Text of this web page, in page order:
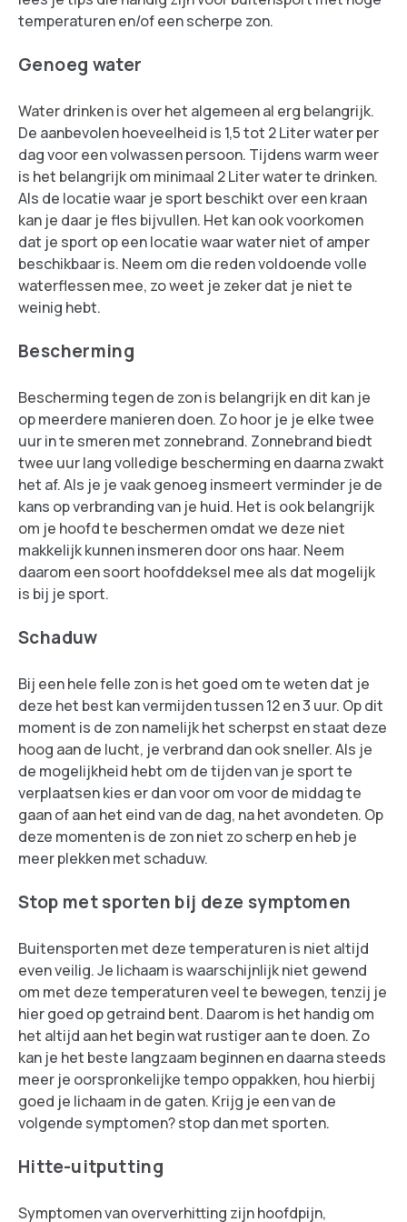
temperaturen en/of een scherpe zon.
Genoeg water
Water drinken is over het algemeen al erg belangrijk.
De aanbevolen hoeveelheid is 1,5 tot 2 Liter water per
dag voor een volwassen persoon. Tijdens warm weer
is het belangrijk om minimaal 2 Liter water te drinken.
Als de locatie waar je sport beschikt over een kraan
kan je daar je fles bijvullen. Het kan ook voorkomen
dat je sport op een locatie waar water niet of amper
beschikbaar is. Neem om die reden voldoende volle
waterflessen mee, zo weet je zeker dat je niet te
weinig hebt.
Bescherming
Bescherming tegen de zon is belangrijk en dit kan je
op meerdere manieren doen. Zo hoor je je elke twee
uur in te smeren met zonnebrand. Zonnebrand biedt
twee uur lang volledige bescherming en daarna zwakt
het af. Als je je vaak genoeg insmeert verminder je de
kans op verbranding van je huid. Het is ook belangrijk
om je hoofd te beschermen omdat we deze niet
makkelijk kunnen insmeren door ons haar. Neem
daarom een soort hoofddeksel mee als dat mogelijk
is bij je sport.
Schaduw
Bij een hele felle zon is het goed om te weten dat je
deze het best kan vermijden tussen 12 en 3 uur. Op dit
moment is de zon namelijk het scherpst en staat deze
hoog aan de lucht, je verbrand dan ook sneller. Als je
de mogelijkheid hebt om de tijden van je sport te
verplaatsen kies er dan voor om voor de middag te
gaan of aan het eind van de dag, na het avondeten. Op
deze momenten is de zon niet zo scherp en heb je
meer plekken met schaduw.
Stop met sporten bij deze symptomen
Buitensporten met deze temperaturen is niet altijd
even veilig. Je lichaam is waarschijnlijk niet gewend
om met deze temperaturen veel te bewegen, tenzij je
hier goed op getraind bent. Daarom is het handig om
het altijd aan het begin wat rustiger aan te doen. Zo
kan je het beste langzaam beginnen en daarna steeds
meer je oorspronkelijke tempo oppakken, hou hierbij
goed je lichaam in de gaten. Krijg je een van de
volgende symptomen? stop dan met sporten.
Hitte-uitputting
Symptomen van oververhitting zijn hoofdpijn,